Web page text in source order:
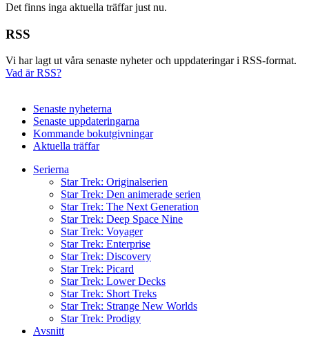
Det finns inga aktuella träffar just nu.
RSS
Vi har lagt ut våra senaste nyheter och uppdateringar i RSS-format.
Vad är RSS?
Senaste nyheterna
Senaste uppdateringarna
Kommande bokutgivningar
Aktuella träffar
Serierna
Star Trek: Originalserien
Star Trek: Den animerade serien
Star Trek: The Next Generation
Star Trek: Deep Space Nine
Star Trek: Voyager
Star Trek: Enterprise
Star Trek: Discovery
Star Trek: Picard
Star Trek: Lower Decks
Star Trek: Short Treks
Star Trek: Strange New Worlds
Star Trek: Prodigy
Avsnitt